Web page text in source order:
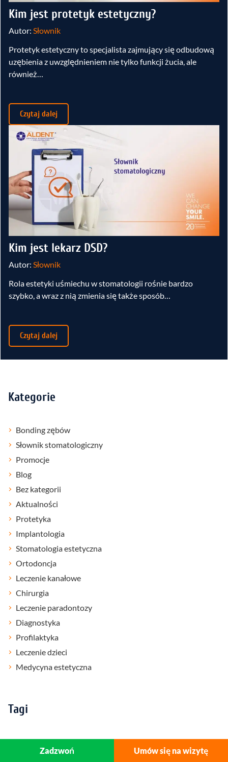
Kim jest protetyk estetyczny?
Autor: Słownik
Protetyk estetyczny to specjalista zajmujący się odbudową
uzębienia z uwzględnieniem nie tylko funkcji żucia, ale
również…
Czytaj dalej
Kim jest lekarz DSD?
Autor: Słownik
Rola estetyki uśmiechu w stomatologii rośnie bardzo
szybko, a wraz z nią zmienia się także sposób…
Czytaj dalej
Kategorie
Bonding zębów
Słownik stomatologiczny
Promocje
Blog
Bez kategorii
Aktualności
Protetyka
Implantologia
Stomatologia estetyczna
Ortodoncja
Leczenie kanałowe
Chirurgia
Leczenie paradontozy
Diagnostyka
Profilaktyka
Leczenie dzieci
Medycyna estetyczna
Tagi
Najczęściej czytane
Zadzwoń Umów się na wizytę